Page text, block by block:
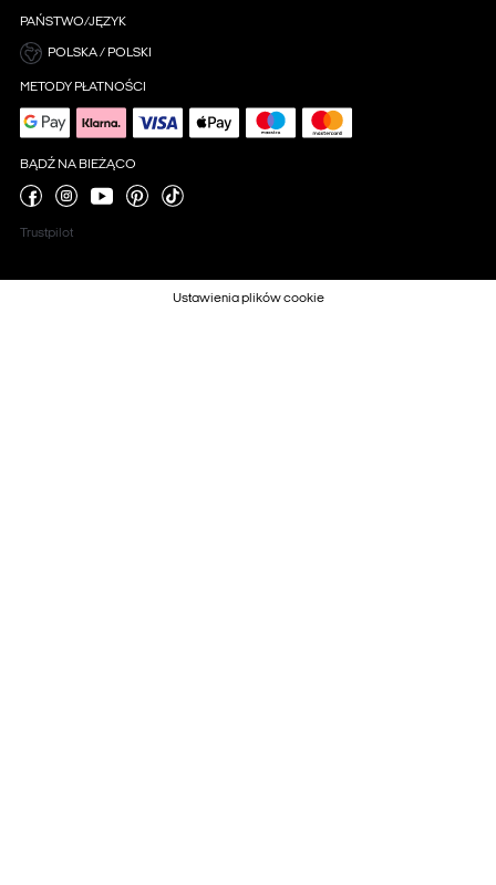
PAŃSTWO/JĘZYK
POLSKA / POLSKI
METODY PŁATNOŚCI
BĄDŹ NA BIEŻĄCO
Trustpilot
Ustawienia plików cookie